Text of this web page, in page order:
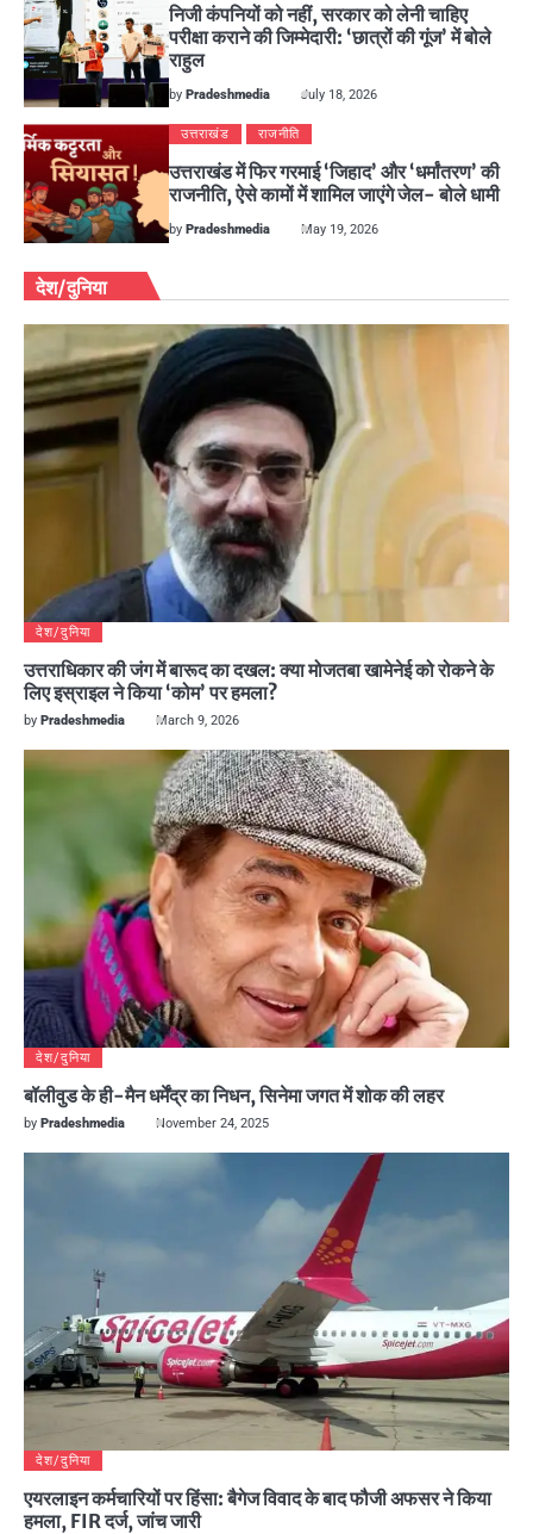
निजी कंपनियों को नहीं, सरकार को लेनी चाहिए
परीक्षा कराने की जिम्मेदारी: ‘छात्रों की गूंज’ में बोले
राहुल
byPradeshmedia July 18, 2026
उत्तराखंड राजनीति
उत्तराखंड में फिर गरमाई ‘जिहाद’ और ‘धर्मांतरण’ की
राजनीति, ऐसे कामों में शामिल जाएंगे जेल- बोले धामी
byPradeshmedia May 19, 2026
देश/दुनिया
देश/दुनिया
उत्तराधिकार की जंग में बारूद का दखल: क्या मोजतबा खामेनेई को रोकने के
लिए इस्राइल ने किया ‘कोम’ पर हमला?
by Pradeshmedia March 9, 2026
देश/दुनिया
बॉलीवुड के ही-मैन धर्मेंद्र का निधन, सिनेमा जगत में शोक की लहर
by Pradeshmedia November 24, 2025
देश/दुनिया
एयरलाइन कर्मचारियों पर हिंसा: बैगेज विवाद के बाद फौजी अफसर ने किया
हमला, FIR दर्ज, जांच जारी